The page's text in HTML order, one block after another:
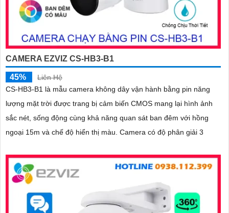
CAMERA EZVIZ CS-HB3-B1
45%
Liên Hệ
CS-HB3-B1 là mẫu camera không dây vận hành bằng pin năng
lượng mặt trời được trang bị cảm biến CMOS mang lại hình ảnh
sắc nét, sống động cùng khả năng quan sát ban đêm với hồng
ngoại 15m và chế độ hiển thị màu. Camera có độ phân giải 3